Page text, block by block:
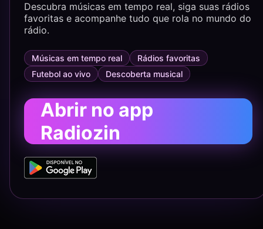
Descubra músicas em tempo real, siga suas rádios
favoritas e acompanhe tudo que rola no mundo do
rádio.
Músicas em tempo real
Rádios favoritas
Futebol ao vivo
Descoberta musical
Abrir no app
Radiozin